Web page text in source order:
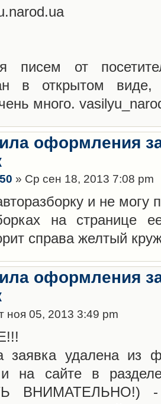
писем от
в открытом
много.
оформления
» Ср сен 18, 2013 7:08 pm
и не могу
на странице
справа желтый
оформления
ноя 05, 2013 3:49 pm
удалена из
и на сайте в
ВНИМАТЕЛЬНО!)